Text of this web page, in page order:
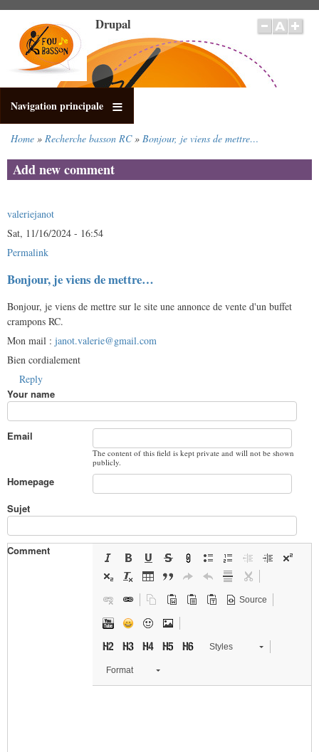
main
content
Drupal
Navigation principale
Home Recherche basson RC Bonjour, je viens de mettre…
Add new comment
valeriejanot
Sat, 11/16/2024 - 16:54
Permalink
Bonjour, je viens de mettre…
Bonjour, je viens de mettre sur le site une annonce de vente d'un buffet
crampons RC.
Mon mail : janot.valerie@gmail.com
Bien cordialement
Reply
Your name
Email
The content of this field is kept private and will not be shown
publicly.
Homepage
Sujet
Comment
Source
Styles
Format